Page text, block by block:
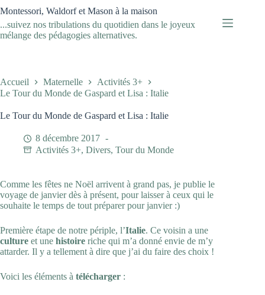
au
contenu
Montessori, Waldorf et Mason à la maison
...suivez nos tribulations du quotidien dans le joyeux
mélange des pédagogies alternatives.
Accueil Maternelle
Activités 3+
Le Tour du Monde de Gaspard et Lisa : Italie
Le Tour du Monde de Gaspard et Lisa : Italie
8 décembre 2017
Activités 3+, Divers, Tour du Monde
Comme les fêtes ne Noël arrivent à grand pas, je publie le
voyage de janvier dès à présent, pour laisser à ceux qui le
souhaite le temps de tout préparer pour janvier :)
Première étape de notre périple, l’Italie. Ce voisin a une
culture et une histoire riche qui m’a donné envie de m’y
attarder. Il y a tellement à dire que j’ai du faire des choix !
Voici les éléments à télécharger :